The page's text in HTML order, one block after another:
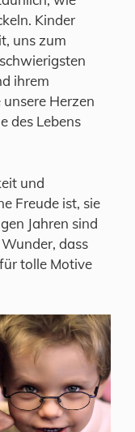
Kinder
uns zum
ihrem
Herzen
des Lebens
und
Freude ist, sie
Jahren sind
dass
tolle Motive